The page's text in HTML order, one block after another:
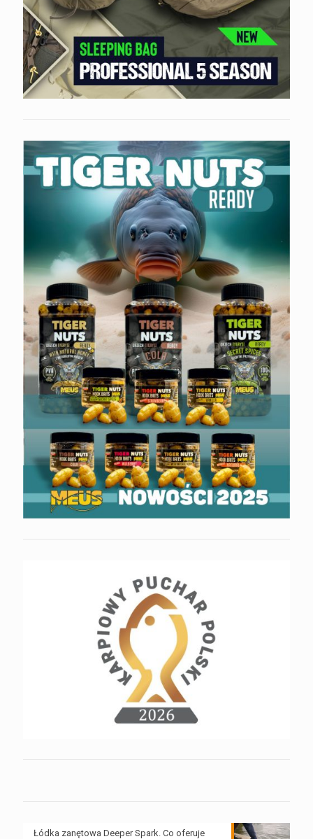
Łódka zanętowa Deeper Spark. Co oferuje